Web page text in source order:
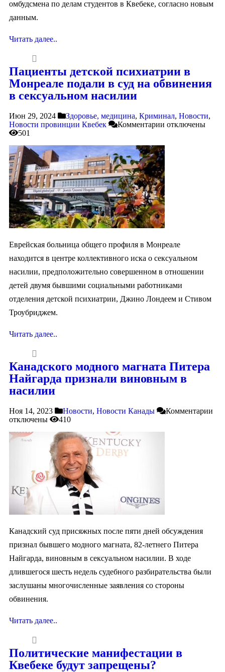
омбудсмена по делам студентов в Квебеке, согласно новым
данным.
Читать далее..
Пациенты детской психиатрии в
Монреале подали в суд на обвинения
в сексуальном насилии
Июн 29, 2024 Здоровье, медицина, Криминал, Новости,
Новости провинции Квебек
Комментарии отключены
501
Еврейская больница общего профиля в Монреале
находится в центре коллективного иска о сексуальном
насилии, предположительно совершенном в отношении
детей двумя бывшими социальными работниками
отделения детской психиатрии, Джино Лондеем и Стивом
Троубриджем.
Читать далее..
Канадского модного магната Питера
Найгарда признали виновным в
насилии
Ноя 14, 2023 Новости, Новости Канады
Комментарии
отключены
410
Канадский суд присяжных после пяти дней обсуждения
признал бывшего модного магната, 82-летнего Питера
Найгарда, виновным в сексуальном насилии. В ходе
длившегося шесть недель судебного разбирательства были
заслушаны многочисленные заявления со стороны
обвинения.
Читать далее..
Политические манифестации в
Квебеке будут запрещены?